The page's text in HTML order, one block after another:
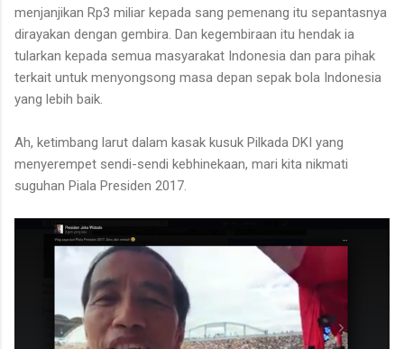
menjanjikan Rp3 miliar kepada sang pemenang itu sepantasnya
dirayakan dengan gembira. Dan kegembiraan itu hendak ia
tularkan kepada semua masyarakat Indonesia dan para pihak
terkait untuk menyongsong masa depan sepak bola Indonesia
yang lebih baik.
Ah, ketimbang larut dalam kasak kusuk Pilkada DKI yang
menyerempet sendi-sendi kebhinekaan, mari kita nikmati
suguhan Piala Presiden 2017.